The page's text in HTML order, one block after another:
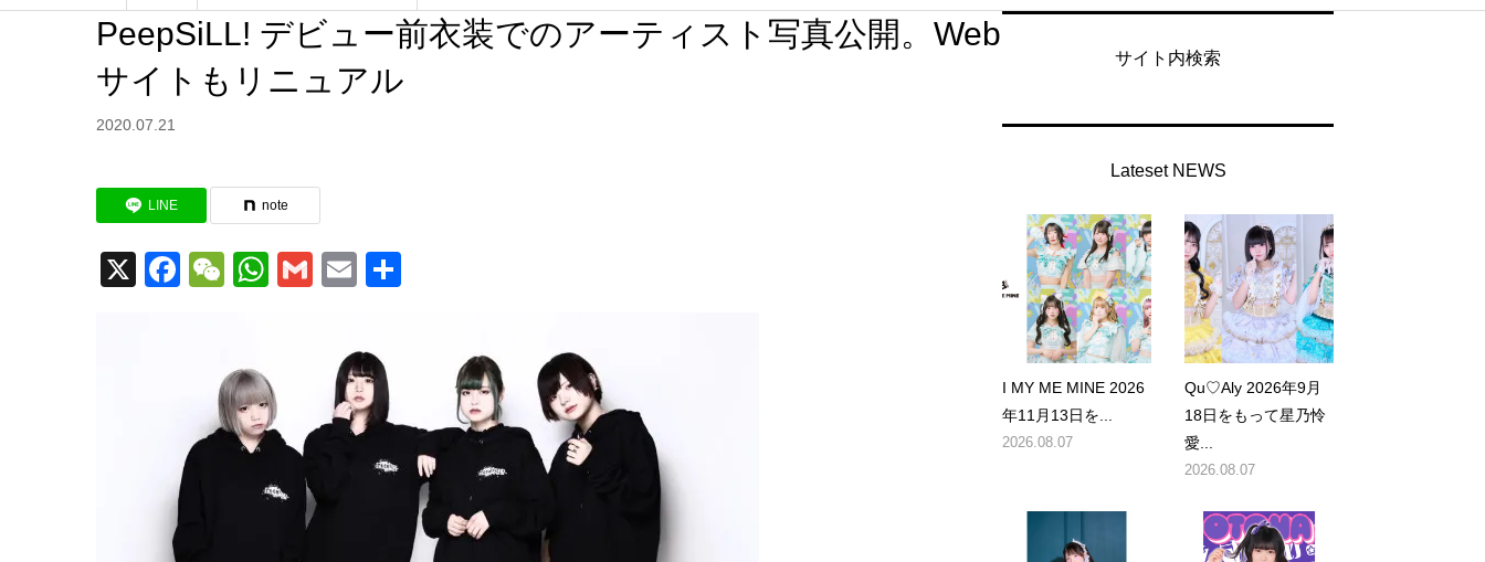
PeepSiLL! デビュー前衣装でのアーティスト写真公開。Web
サイトもリニュアル
2020.07.21
LINE note
X Facebook
WeChat
WhatsApp
GmailEmail
サイト内検索
Lateset NEWS
I MY ME MINE 2026
年11月13日を...
2026.08.07
Qu♡Aly 2026年9月
18日をもって星乃怜
愛...
2026.08.07